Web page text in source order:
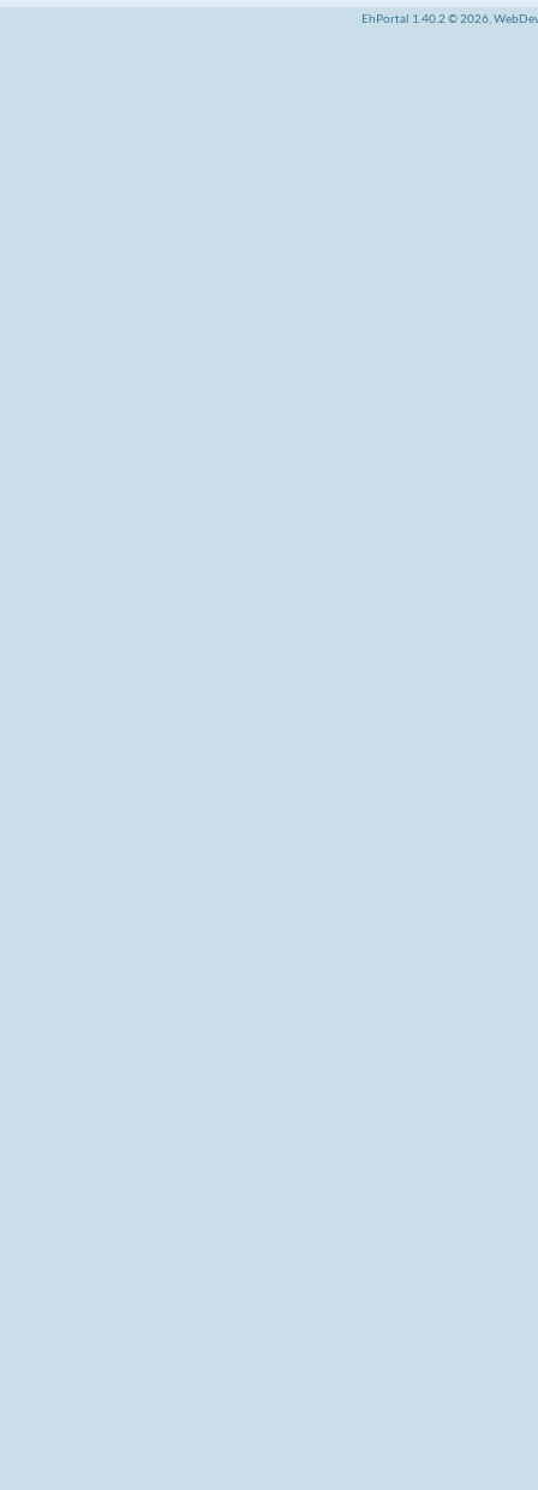
EhPortal 1.40.2 © 2026,